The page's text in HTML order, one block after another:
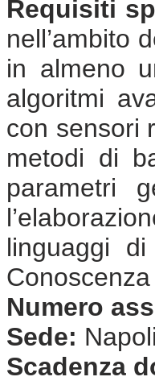
Requisiti
nell’ambito
in almeno
algoritmi
con sensori
metodi di
parametri
linguaggi
Numero
Sede: Napoli
Scadenza